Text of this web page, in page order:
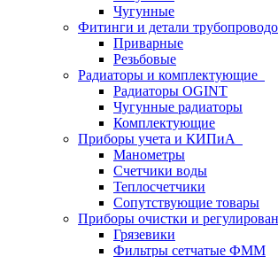
Чугунные
Фитинги и детали
Приварные
Резьбовые
Радиаторы и комплектующие
Радиаторы OGINT
Чугунные радиаторы
Комплектующие
Приборы учета и КИПиА
Манометры
Счетчики воды
Теплосчетчики
Сопутствующие товары
Приборы очистки и
Грязевики
Фильтры сетчатые ФММ